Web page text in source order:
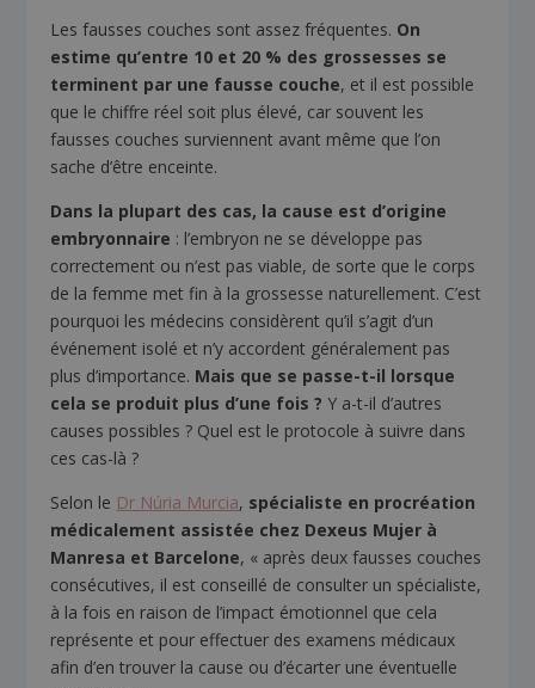
Les fausses couches sont assez fréquentes. On
estime qu’entre 10 et 20 % des grossesses se
terminent par une fausse couche, et il est possible
que le chiffre réel soit plus élevé, car souvent les
fausses couches surviennent avant même que l’on
sache d’être enceinte.
Dans la plupart des cas, la cause est d’origine
embryonnaire : l’embryon ne se développe pas
correctement ou n’est pas viable, de sorte que le corps
de la femme met fin à la grossesse naturellement. C’est
pourquoi les médecins considèrent qu’il s’agit d’un
événement isolé et n’y accordent généralement pas
plus d’importance. Mais que se passe-t-il lorsque
cela se produit plus d’une fois ? Y a-t-il d’autres
causes possibles ? Quel est le protocole à suivre dans
ces cas-là ?
Selon le Dr Núria Murcia, spécialiste en procréation
médicalement assistée chez Dexeus Mujer à
Manresa et Barcelone, « après deux fausses couches
consécutives, il est conseillé de consulter un spécialiste,
à la fois en raison de l’impact émotionnel que cela
représente et pour effectuer des examens médicaux
afin d’en trouver la cause ou d’écarter une éventuelle